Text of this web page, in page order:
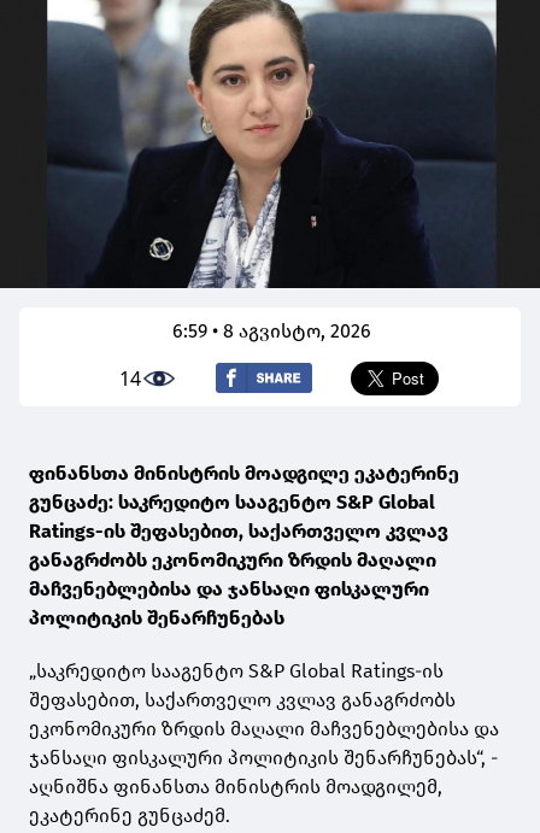
6:59 • 8 აგვისტო, 2026
14
ფინანსთა მინისტრის მოადგილე ეკატერინე
გუნცაძე: საკრედიტო სააგენტო S&P Global
Ratings-ის შეფასებით, საქართველო კვლავ
განაგრძობს ეკონომიკური ზრდის მაღალი
მაჩვენებლებისა და ჯანსაღი ფისკალური
პოლიტიკის შენარჩუნებას
„საკრედიტო სააგენტო S&P Global Ratings-ის
შეფასებით, საქართველო კვლავ განაგრძობს
ეკონომიკური ზრდის მაღალი მაჩვენებლებისა და
ჯანსაღი ფისკალური პოლიტიკის შენარჩუნებას“, -
აღნიშნა ფინანსთა მინისტრის მოადგილემ,
ეკატერინე გუნცაძემ.